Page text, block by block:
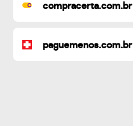
compracerta.com.br
paguemenos.com.br